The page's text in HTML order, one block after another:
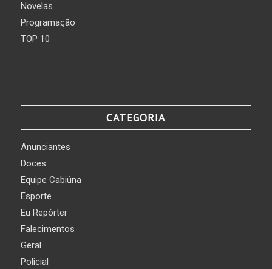
Novelas
Programação
TOP 10
CATEGORIA
Anunciantes
Doces
Equipe Cabiúna
Esporte
Eu Repórter
Falecimentos
Geral
Policial